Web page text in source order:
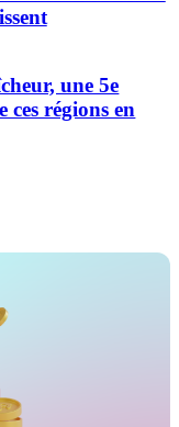
une 5e
ces régions en